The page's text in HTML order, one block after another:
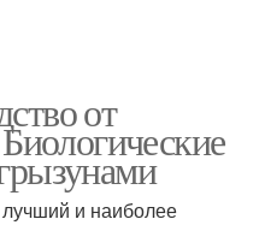
от
и наиболее